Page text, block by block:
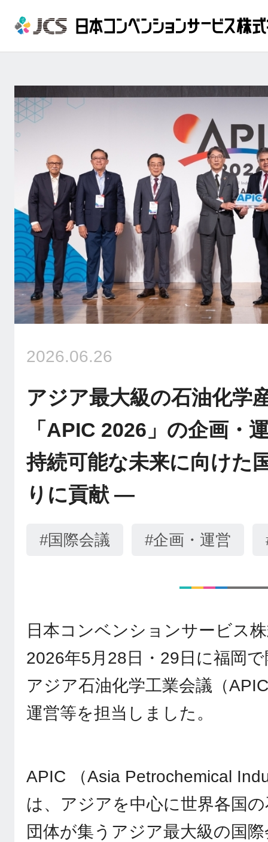
2026.06.26
アジア最大級の石油化学
「APIC 2026」の企画・
持続可能な未来に向けた
りに貢献 ―
#国際会議 #企画・運営
日本コンベンションサービス
2026年5月28日・29日に福岡
アジア石油化学工業会議（
運営等を担当しました。
APIC （Asia Petrochemical
は、アジアを中心に世界各国
団体が集うアジア最大級の国